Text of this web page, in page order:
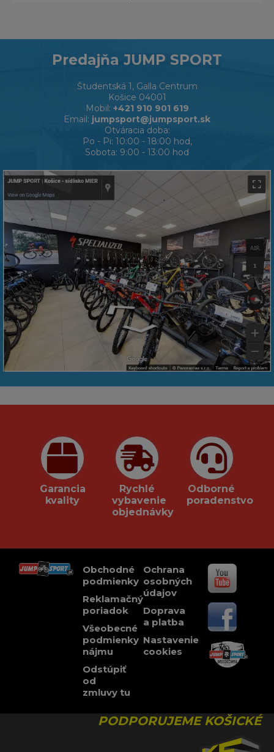
Predajňa JUMP SPORT
Študentská 1, Galla Centrum
Košice 04001
Mobil: +421 910 901 619
Email: jumpsport@jumpsport.sk
Otváracia doba:
Po - Pi: 10:00 - 18:00 hod,
Sobota: 9:00 - 13:00 hod
Garancia
kvality
Rychlé
vybavenie
objednávky
Odborné
poradenstvo
Obchodné
podmienky
Reklamačný
poriadok
Všeobecné
podmienky
nájmu
Odstúpiť
od
zmluvy tu
Ochrana
osobných
údajov
Doprava
a platba
Nastavenie
cookies
PODPORUJEME KOŠICKÉ